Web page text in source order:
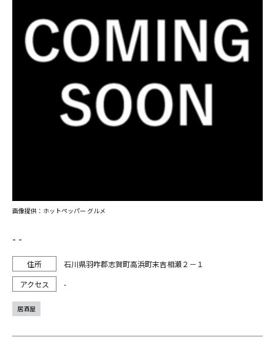
- -
石川県羽咋郡志賀町高浜町末吉相瀬２－１
-
画像提供：ホットペッパー グルメ
居酒屋